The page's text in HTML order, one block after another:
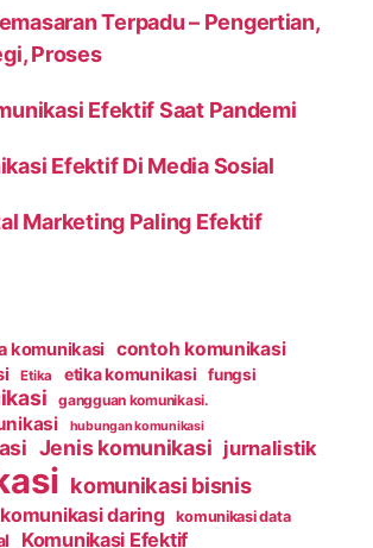
Terpadu – Pengertian,
Proses
Efektif Saat Pandemi
Efektif Di Media Sosial
Marketing Paling Efektif
komunikasi contoh komunikasi
Etika etika komunikasi fungsi
gangguan komunikasi.
hubungan komunikasi
Jenis komunikasi jurnalistik
komunikasi bisnis
komunikasi daring komunikasi data
Komunikasi Efektif